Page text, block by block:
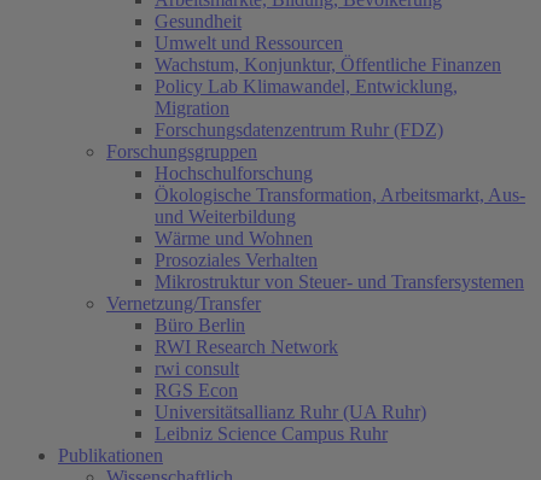
Gesundheit
Umwelt und Ressourcen
Wachstum, Konjunktur, Öffentliche Finanzen
Policy Lab Klimawandel, Entwicklung,
Migration
Forschungsdatenzentrum Ruhr (FDZ)
Forschungsgruppen
Hochschulforschung
Ökologische Transformation, Arbeitsmarkt, Aus-
und Weiterbildung
Wärme und Wohnen
Prosoziales Verhalten
Mikrostruktur von Steuer- und Transfersystemen
Vernetzung/Transfer
Büro Berlin
RWI Research Network
rwi consult
RGS Econ
Universitätsallianz Ruhr (UA Ruhr)
Leibniz Science Campus Ruhr
Publikationen